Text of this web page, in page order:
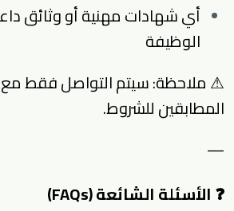
أي شهادات مهنية أو وثائق
الوظيفة
⚠ ملاحظة: سيتم التواصل فقط
المطابقين للشروط.
—
❓ الأسئلة الشائعة (FAQs)